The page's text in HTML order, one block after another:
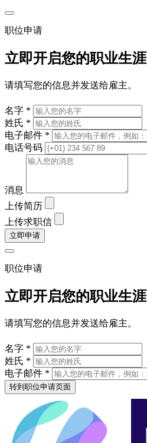
职位申请
立即开启您的职业生涯
请填写您的信息并发送给雇主。
名字 *
姓氏 *
电子邮件 *
电话号码
消息
上传简历
上传求职信
立即申请
职位申请
立即开启您的职业生涯
请填写您的信息并发送给雇主。
名字 *
姓氏 *
电子邮件 *
转到职位申请页面